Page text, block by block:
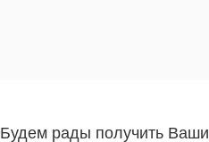
Будем рады получить Ваши